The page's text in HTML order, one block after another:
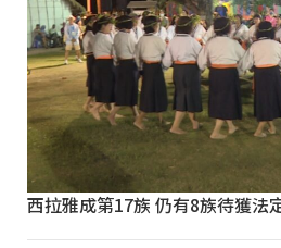
西拉雅成第17族 仍有8族待獲法